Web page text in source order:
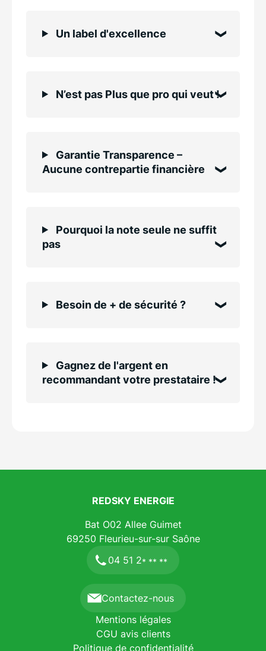
Un label d'excellence
N’est pas Plus que pro qui veut !
Garantie Transparence –
Aucune contrepartie financière
Pourquoi la note seule ne suffit
pas
Besoin de + de sécurité ?
Gagnez de l'argent en
recommandant votre prestataire !
REDSKY ENERGIE
Bat O02 Allee Guimet
69250 Fleurieu-sur-sur Saône
04 51 2* ** **
Contactez-nous
Mentions légales
CGU avis clients
Politique de confidentialité